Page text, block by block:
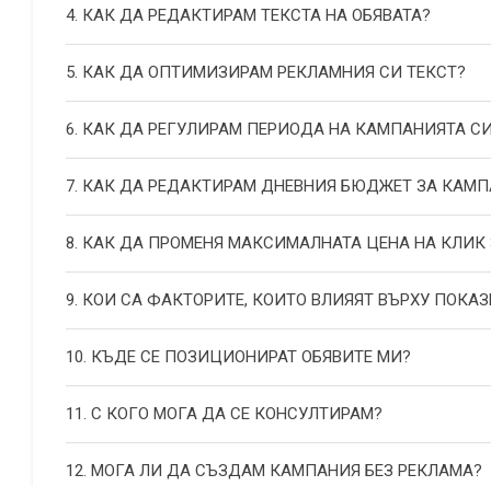
4. КАК ДА РЕДАКТИРАМ ТЕКСТА НА ОБЯВАТА?
5. КАК ДА ОПТИМИЗИРАМ РЕКЛАМНИЯ СИ ТЕКСТ?
6. КАК ДА РЕГУЛИРАМ ПЕРИОДА НА КАМПАНИЯТА
7. КАК ДА РЕДАКТИРАМ ДНЕВНИЯ БЮДЖЕТ ЗА
8. КАК ДА ПРОМЕНЯ МАКСИМАЛНАТА ЦЕНА НА
9. КОИ СА ФАКТОРИТЕ, КОИТО ВЛИЯЯТ ВЪРХУ
10. КЪДЕ СЕ ПОЗИЦИОНИРАТ ОБЯВИТЕ МИ?
11. С КОГО МОГА ДА СЕ КОНСУЛТИРАМ?
12. МОГА ЛИ ДА СЪЗДАМ КАМПАНИЯ БЕЗ РЕКЛАМА?